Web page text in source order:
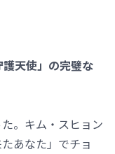
天使」の完璧な
。キム・スヒョン
あなた」でチョ